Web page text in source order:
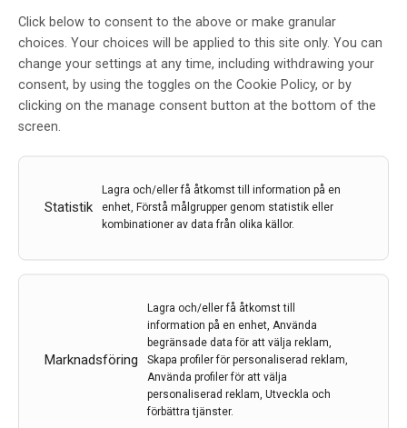
Click below to consent to the above or make granular
choices. Your choices will be applied to this site only. You can
change your settings at any time, including withdrawing your
consent, by using the toggles on the Cookie Policy, or by
clicking on the manage consent button at the bottom of the
screen.
Statistik
Lagra och/eller få åtkomst till information på en
enhet, Förstå målgrupper genom statistik eller
kombinationer av data från olika källor.
Marknadsföring
Lagra och/eller få åtkomst till
information på en enhet, Använda
begränsade data för att välja reklam,
Skapa profiler för personaliserad reklam,
Använda profiler för att välja
personaliserad reklam, Utveckla och
förbättra tjänster.
egenskaper. I en serie kliniska studier behandlades 50
patienter som hade fått återfall efter annan
behandling. Hos överen femtedel (22 %) av dem
krympte tumören.
Av dem som svarade på behandlingen hade de flesta
många familjer innebär det något ovärderligt:mer tid
– med bättre livskvalitet – tillsammans.
var trötthet, huvudvärk, illamående och muskelvärk.
Vissa drabbades av allvarligare problem som tryck i
hjärnan (hydrocefalus) eller epileptiska anfall, men de